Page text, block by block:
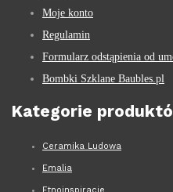
Moje konto
Regulamin
Formularz odstąpienia od
Bombki Szklane Baubles.pl
Kategorie
Ceramika Ludowa
Emalia